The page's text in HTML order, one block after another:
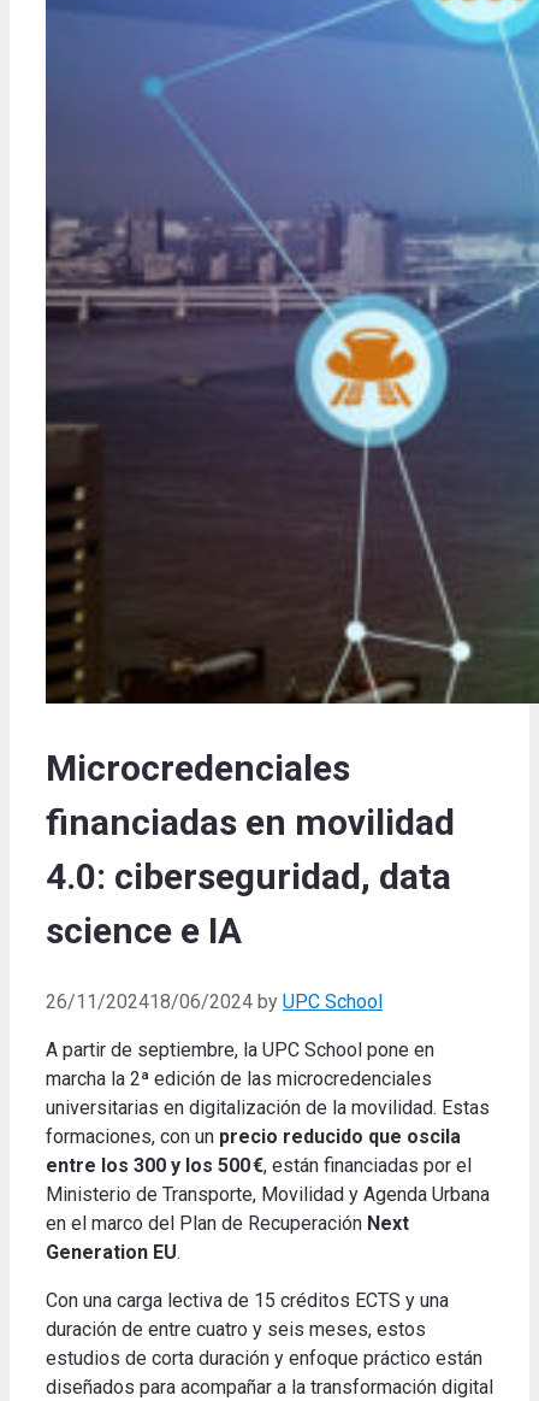
Microcredenciales
financiadas en movilidad
4.0: ciberseguridad, data
science e IA
26/11/202418/06/2024 by UPC School
A partir de septiembre, la UPC School pone en
marcha la 2ª edición de las microcredenciales
universitarias en digitalización de la movilidad. Estas
formaciones, con un precio reducido que oscila
entre los 300 y los 500 €, están financiadas por el
Ministerio de Transporte, Movilidad y Agenda Urbana
en el marco del Plan de Recuperación Next
Generation EU.
Con una carga lectiva de 15 créditos ECTS y una
duración de entre cuatro y seis meses, estos
estudios de corta duración y enfoque práctico están
diseñados para acompañar a la transformación digital